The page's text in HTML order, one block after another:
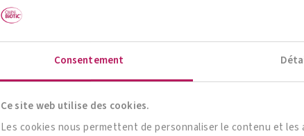
Consentement
Ce site web utilise des cookies.
Les cookies nous permettent de personnaliser le contenu et
intestinale est lésée, on observe une forte augmentation de